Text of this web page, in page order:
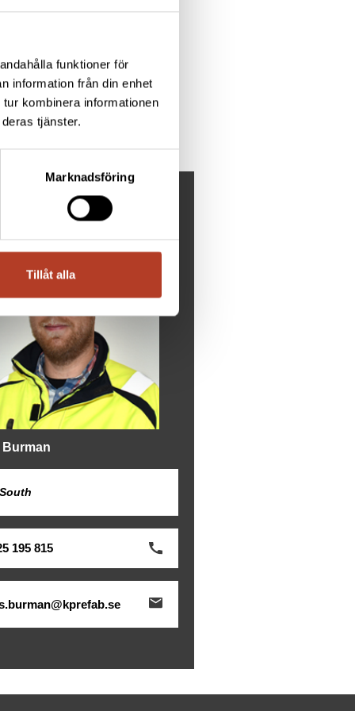
funktioner för
information från din enhet
kombinera informationen
tjänster.
Marknadsföring
Tillåt alla
NEED HELP?
195 815